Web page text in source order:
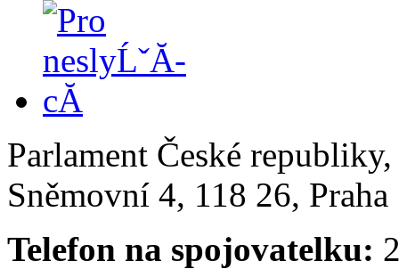
Parlament České
Sněmovní 4, 118 26,
Telefon na spojovatelku: